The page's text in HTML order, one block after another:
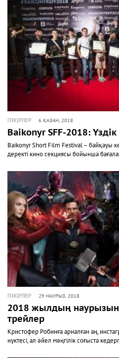
ПІКІРЛЕР 6 ҚАЗАН, 2018
Baikonyr SFF-2018:
Baikonyr Short Film Festival – байқауы
деректі кино секциясы бойынша
ПІКІРЛЕР 29 НАУРЫЗ, 2018
2018 жылдың
трейлер
Кристофер Робинға арналған аң,
нүктесі, ал әйел мәңгілік соғыста